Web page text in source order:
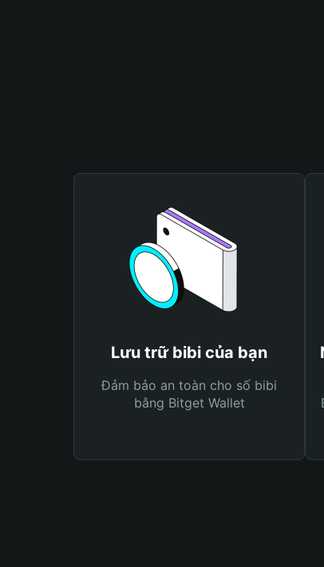
Lưu trữ bibi của bạn
Đảm bảo an toàn cho số bibi
bằng Bitget Wallet